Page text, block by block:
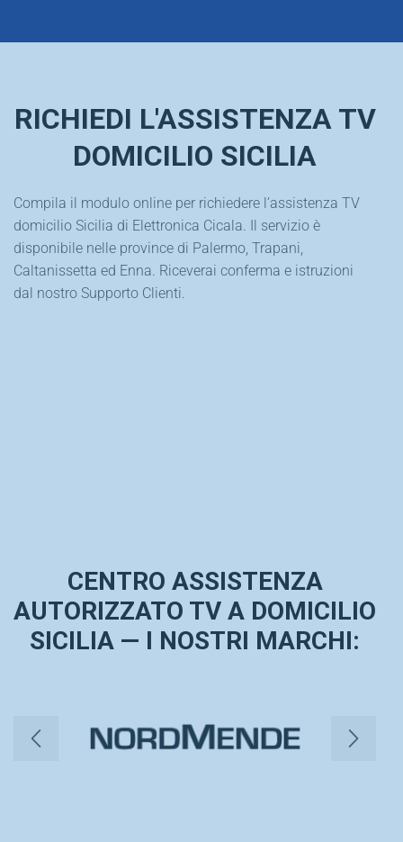
RICHIEDI L'ASSISTENZA TV
DOMICILIO SICILIA
Compila il modulo online per richiedere l’assistenza TV
domicilio Sicilia di Elettronica Cicala. Il servizio è
disponibile nelle province di Palermo, Trapani,
Caltanissetta ed Enna. Riceverai conferma e istruzioni
dal nostro Supporto Clienti.
CENTRO ASSISTENZA
AUTORIZZATO TV A DOMICILIO
SICILIA — I NOSTRI MARCHI: